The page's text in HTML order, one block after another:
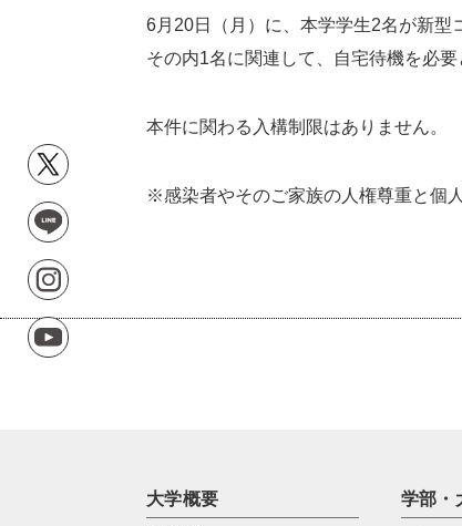
6月20日（月）に、本学学生2名が新型
その内1名に関連して、自宅待機を必
本件に関わる入構制限はありません。
※感染者やそのご家族の人権尊重と個
大学概要 学部・